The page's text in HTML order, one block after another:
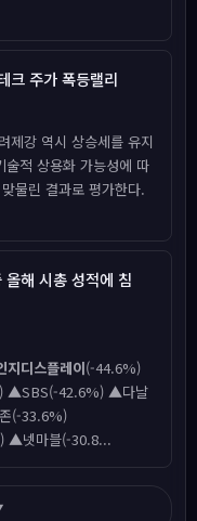
크 주가 폭등랠리
제강 역시 상승세를 유지
적 상용화 가능성에 따
물린 결과로 평가한다.
해 시총 성적에 침
지디스플레이(-44.6%)
▲SBS(-42.6%) ▲다날
(-33.6%)
▲넷마블(-30.8...